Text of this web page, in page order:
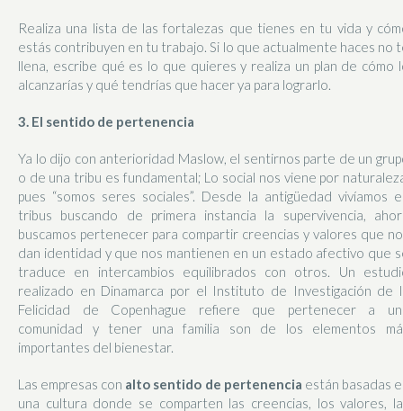
Realiza una lista de las fortalezas que tienes en tu vida y
estás contribuyen en tu trabajo. Si lo que actualmente haces no
llena, escribe qué es lo que quieres y realiza un plan de cómo
alcanzarías y qué tendrías que hacer ya para lograrlo.
3. El sentido de pertenencia
Ya lo dijo con anterioridad Maslow, el sentirnos parte de un
o de una tribu es fundamental; Lo social nos viene por
pues “somos seres sociales”. Desde la antigüedad vivíamos
tribus buscando de primera instancia la supervivencia,
buscamos pertenecer para compartir creencias y valores que
dan identidad y que nos mantienen en un estado afectivo que
traduce en intercambios equilibrados con otros. Un
realizado en Dinamarca por el Instituto de Investigación de
Felicidad de Copenhague refiere que pertenecer a
comunidad y tener una familia son de los elementos
importantes del bienestar.
Las empresas con alto sentido de pertenencia están basadas
una cultura donde se comparten las creencias, los valores,